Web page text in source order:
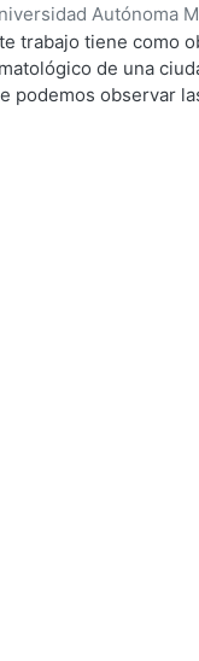
Autónoma
Servicios de
trabajo tiene como
de una
podemos observar